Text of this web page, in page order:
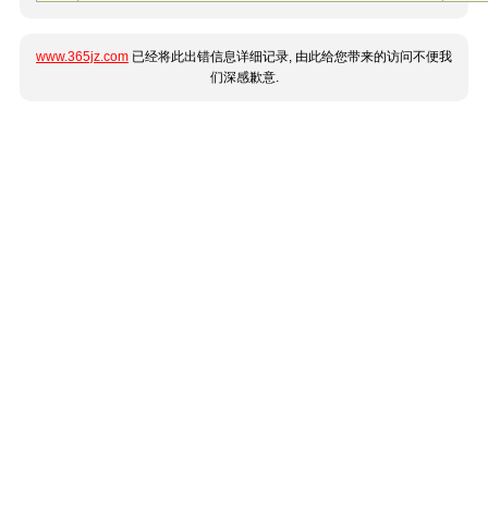
www.365jz.com 已经将此出错信息详细记录, 由此给您带来的访问不便我
们深感歉意.